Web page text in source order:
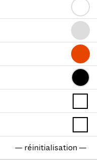
— réinitialisation —